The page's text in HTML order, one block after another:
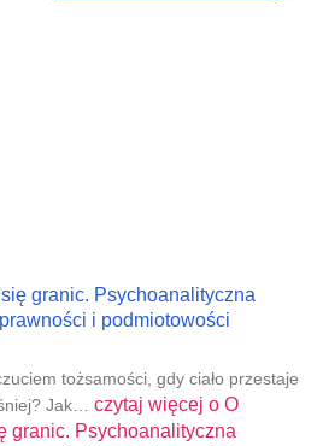
granic. Psychoanalityczna
i podmiotowości
tożsamości, gdy ciało przestaje
Jak… czytaj więcej o O
granic. Psychoanalityczna